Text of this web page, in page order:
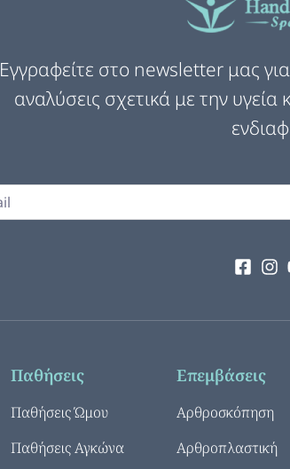
Εγγραφείτε στο newsletter μας
αναλύσεις σχετικά με την
Παθήσεις
Παθήσεις Ώμου
Παθήσεις Αγκώνα
Επεμβάσεις
Αρθροσκόπηση
Αρθροπλαστική